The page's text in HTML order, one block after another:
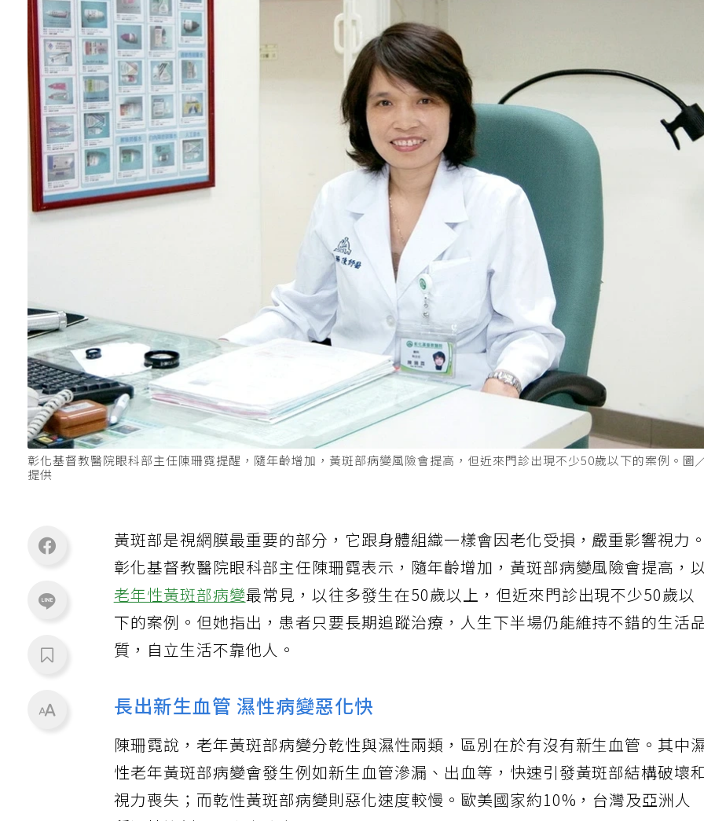
彰化基督教醫院眼科部主任陳珊霓提醒，隨年齡增加，黃斑部病變風險會提高，但近來門診出現不少50歲以下的案例。
提供
黃斑部是視網膜最重要的部分，它跟身體組織一樣會因老化受損，嚴重影響視力
彰化基督教醫院眼科部主任陳珊霓表示，隨年齡增加，黃斑部病變風險會提高，
老年性黃斑部病變最常見，以往多發生在50歲以上，但近來門診出現不少50歲以
下的案例。但她指出，患者只要長期追蹤治療，人生下半場仍能維持不錯的生活
質，自立生活不靠他人。
長出新生血管 濕性病變惡化快
陳珊霓說，老年黃斑部病變分乾性與濕性兩類，區別在於有沒有新生血管。其中
性老年黃斑部病變會發生例如新生血管滲漏、出血等，快速引發黃斑部結構破壞
視力喪失；而乾性黃斑部病變則惡化速度較慢。歐美國家約10%，台灣及亞洲人